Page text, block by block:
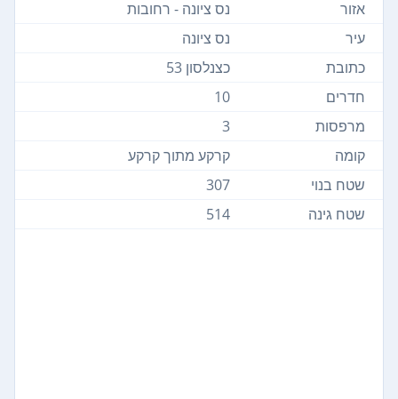
אזור
נס ציונה - רחובות
עיר
נס ציונה
כתובת
כצנלסון 53
חדרים
10
מרפסות
3
קומה
קרקע מתוך קרקע
שטח בנוי
307
שטח גינה
514